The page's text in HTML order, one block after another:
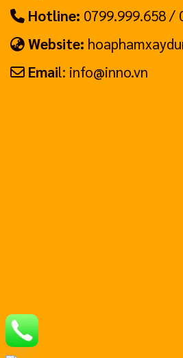
Hotline: 0799.999.658 /
Website:
Email: info@inno.vn
Hotline: 0799.999.658